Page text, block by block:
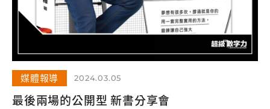
媒體報導 2024.03.05
最後兩場的公開型 新書分享會